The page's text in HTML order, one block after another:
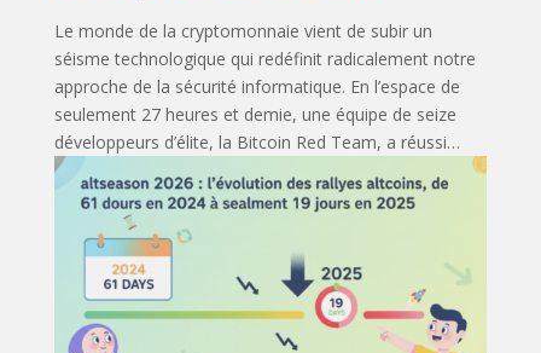
Le monde de la cryptomonnaie vient de subir un
séisme technologique qui redéfinit radicalement notre
approche de la sécurité informatique. En l’espace de
seulement 27 heures et demie, une équipe de seize
développeurs d’élite, la Bitcoin Red Team, a réussi…